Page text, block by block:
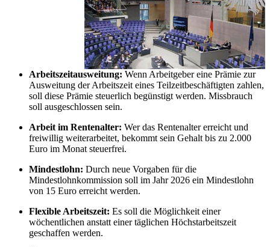
Arbeitszeitausweitung: Wenn Arbeitgeber eine Prämie zur
Ausweitung der Arbeitszeit eines Teilzeitbeschäftigten zahlen,
soll diese Prämie steuerlich begünstigt werden. Missbrauch
soll ausgeschlossen sein.
Arbeit im Rentenalter: Wer das Rentenalter erreicht und
freiwillig weiterarbeitet, bekommt sein Gehalt bis zu 2.000
Euro im Monat steuerfrei.
Mindestlohn: Durch neue Vorgaben für die
Mindestlohnkommission soll im Jahr 2026 ein Mindestlohn
von 15 Euro erreicht werden.
Flexible Arbeitszeit: Es soll die Möglichkeit einer
wöchentlichen anstatt einer täglichen Höchstarbeitszeit
geschaffen werden.